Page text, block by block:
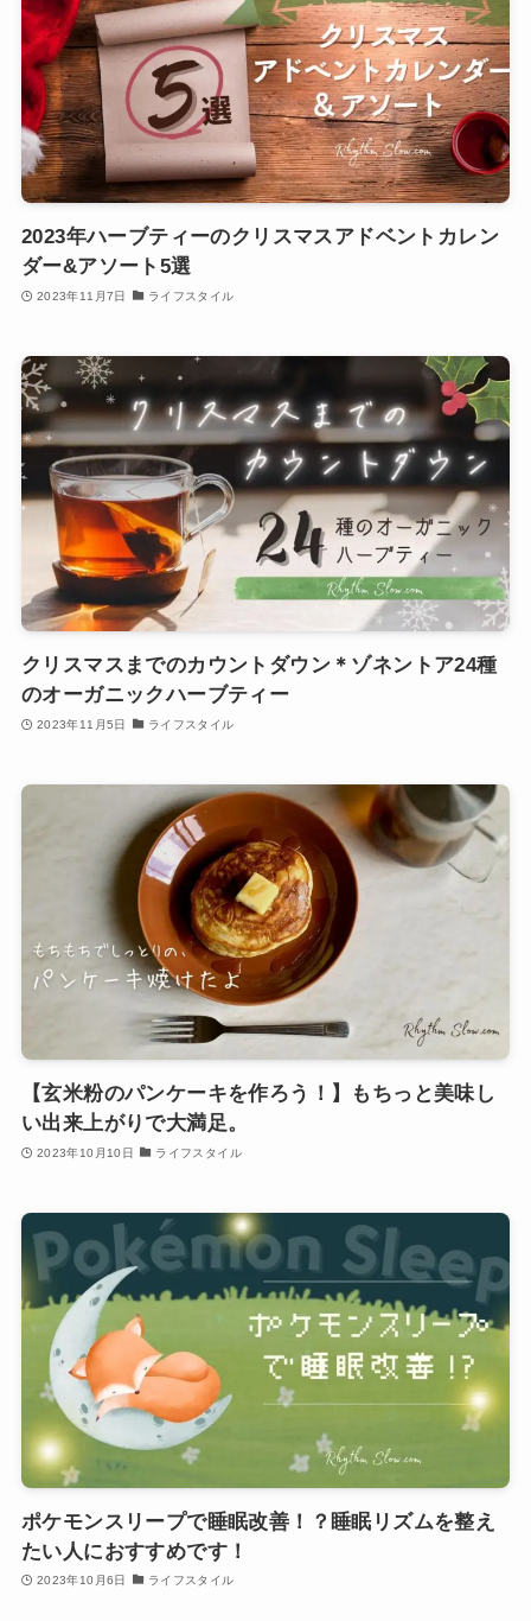
2023年ハーブティーのクリスマスアドベントカレン
ダー&アソート5選
2023年11月7日 ライフスタイル
クリスマスまでのカウントダウン＊ゾネントア24種
のオーガニックハーブティー
2023年11月5日 ライフスタイル
【玄米粉のパンケーキを作ろう！】もちっと美味し
い出来上がりで大満足。
2023年10月10日 ライフスタイル
ポケモンスリープで睡眠改善！？睡眠リズムを整え
たい人におすすめです！
2023年10月6日 ライフスタイル